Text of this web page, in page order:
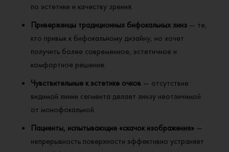
просветления высочайшего уровня и минимальным
остаточным рефлексом.
по эстетике и качеству зрения.
Приверженцы традиционных бифокальных линз — те,
кто привык к бифокальному дизайну, но хочет
получить более современное, эстетичное и
комфортное решение.
Чувствительные к эстетике очков — отсутствие
видимой линии сегмента делает линзу неотличимой
от монофокальной.
Пациенты, испытывающие «скачок изображения» —
непрерывность поверхности эффективно устраняет